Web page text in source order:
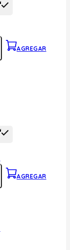
AGREGAR
AGREGAR